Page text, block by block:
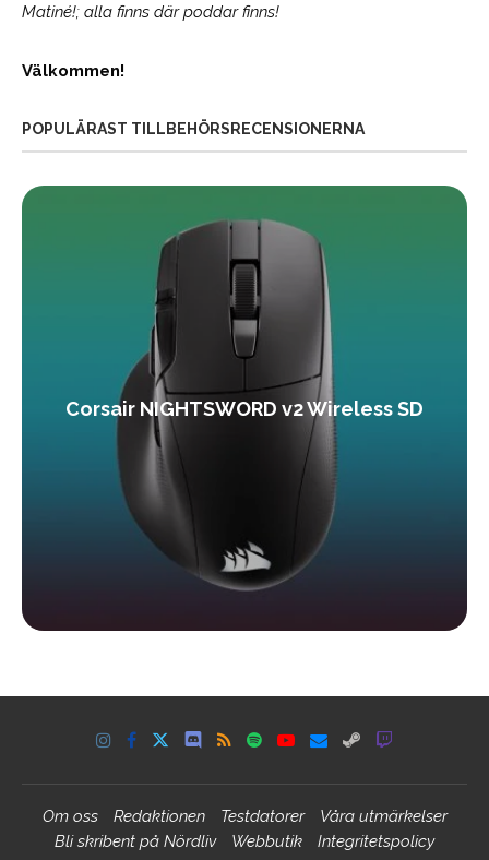
Matiné!; alla finns där poddar finns!
Välkommen!
POPULÄRAST TILLBEHÖRSRECENSIONERNA
Corsair NIGHTSWORD v2 Wireless SD
Om oss Redaktionen Testdatorer
Våra utmärkelser
Bli skribent på Nördliv
Webbutik Integritetspolicy